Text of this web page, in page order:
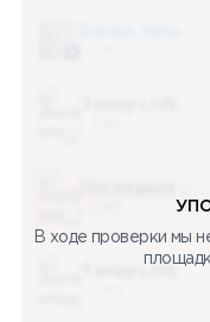
В ходе проверки мы